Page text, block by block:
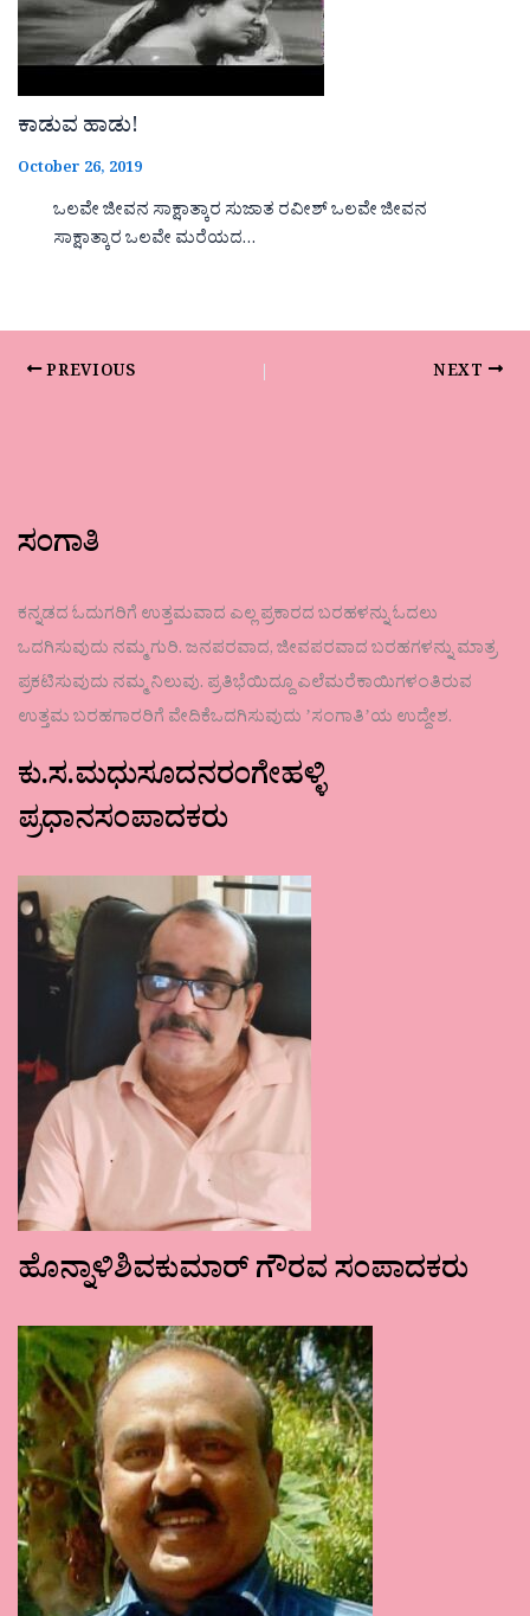
ಕಾಡುವ ಹಾಡು!
October 26, 2019
ಒಲವೇ ಜೀವನ ಸಾಕ್ಷಾತ್ಕಾರ ಸುಜಾತ ರವೀಶ್ ಒಲವೇ ಜೀವನ
ಸಾಕ್ಷಾತ್ಕಾರ ಒಲವೇ ಮರೆಯದ…
PREVIOUS NEXT
ಸಂಗಾತಿ
ಕನ್ನಡದ ಓದುಗರಿಗೆ ಉತ್ತಮವಾದ ಎಲ್ಲ ಪ್ರಕಾರದ ಬರಹಳನ್ನು ಓದಲು
ಒದಗಿಸುವುದು ನಮ್ಮ ಗುರಿ. ಜನಪರವಾದ, ಜೀವಪರವಾದ ಬರಹಗಳನ್ನು ಮಾತ್ರ
ಪ್ರಕಟಿಸುವುದು ನಮ್ಮ ನಿಲುವು. ಪ್ರತಿಭೆಯಿದ್ದೂ ಎಲೆಮರೆಕಾಯಿಗಳಂತಿರುವ
ಉತ್ತಮ ಬರಹಗಾರರಿಗೆ ವೇದಿಕೆಒದಗಿಸುವುದು ʼಸಂಗಾತಿʼಯ ಉದ್ದೇಶ.
ಕು.ಸ.ಮಧುಸೂದನರಂಗೇಹಳ್ಳಿ
ಪ್ರಧಾನಸಂಪಾದಕರು
ಹೊನ್ನಾಳಿಶಿವಕುಮಾರ್ ಗೌರವ ಸಂಪಾದಕರು